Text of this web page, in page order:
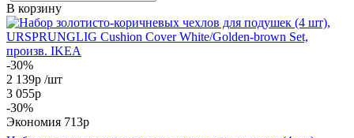
В корзину
-30%
2 139р /шт
3 055р
-30%
Экономия 713р